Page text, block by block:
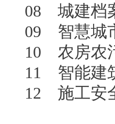
08 城建档
09 智慧城
10 农房农
11 智能建
12 施工安